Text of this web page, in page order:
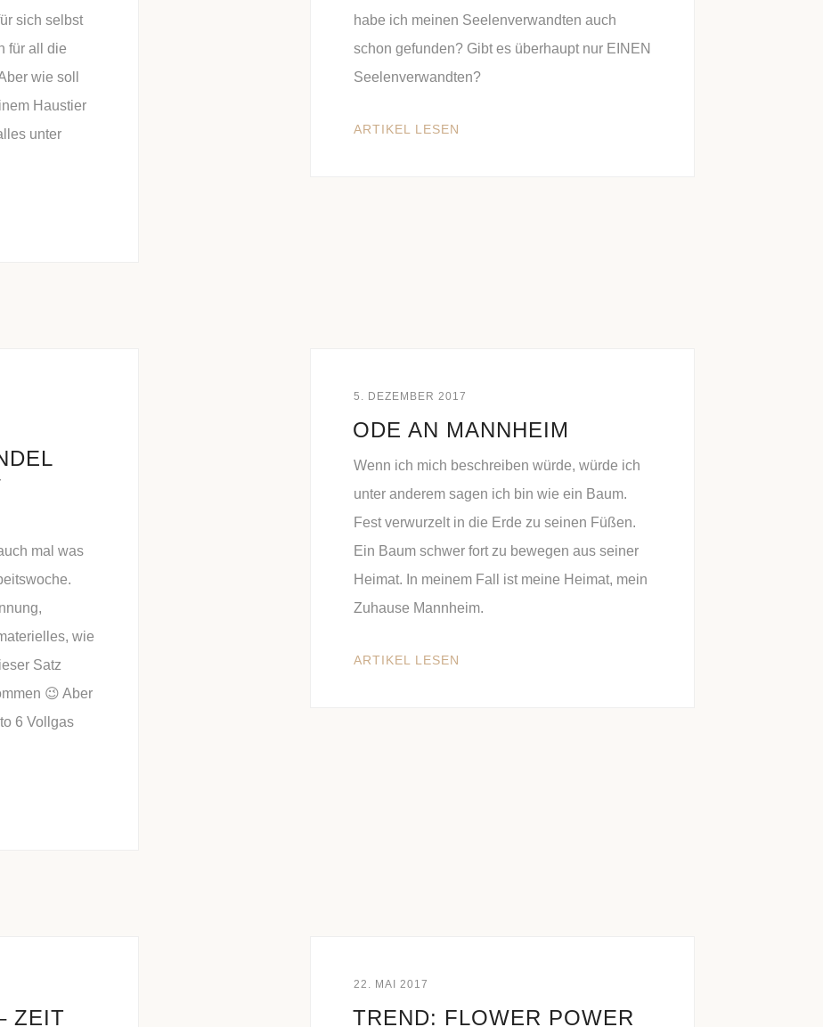
sich selbst
für all die
wie soll
Haustier
unter
habe ich meinen Seelenverwandten auch
schon gefunden? Gibt es überhaupt nur EINEN
Seelenverwandten?
ARTIKEL LESEN
mal was
wie
Satz
😉 Aber
6 Vollgas
5. DEZEMBER 2017
ODE AN MANNHEIM
Wenn ich mich beschreiben würde, würde ich
unter anderem sagen ich bin wie ein Baum.
Fest verwurzelt in die Erde zu seinen Füßen.
Ein Baum schwer fort zu bewegen aus seiner
Heimat. In meinem Fall ist meine Heimat, mein
Zuhause Mannheim.
ARTIKEL LESEN
ZEIT
22. MAI 2017
TREND: FLOWER POWER